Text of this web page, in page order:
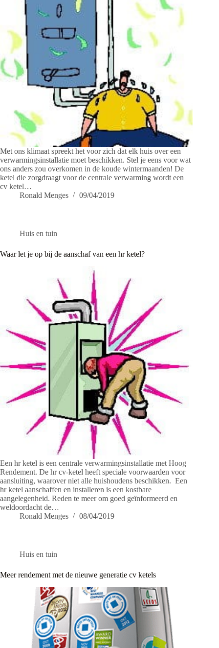
Met ons klimaat spreekt het voor zich dat elk huis over een
verwarmingsinstallatie moet beschikken. Stel je eens voor wat
ons anders zou overkomen in de koude wintermaanden! De
ketel die zorgdraagt voor de centrale verwarming wordt een
cv ketel…
Ronald Menges
09/04/2019
Huis en tuin
Waar let je op bij de aanschaf van een hr ketel?
Een hr ketel is een centrale verwarmingsinstallatie met Hoog
Rendement. De hr cv-ketel heeft speciale voorwaarden voor
aansluiting, waarover niet alle huishoudens beschikken. Een
hr ketel aanschaffen en installeren is een kostbare
aangelegenheid. Reden te meer om goed geïnformeerd en
weldoordacht de…
Ronald Menges
08/04/2019
Huis en tuin
Meer rendement met de nieuwe generatie cv ketels